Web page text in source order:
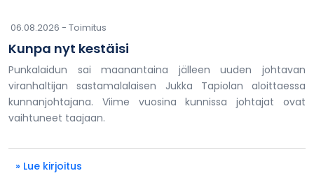
06.08.2026 - Toimitus
Kunpa nyt kestäisi
Punkalaidun sai maanantaina jälleen uuden johtavan
viranhaltijan sastamalalaisen Jukka Tapiolan aloittaessa
kunnanjohtajana. Viime vuosina kunnissa johtajat ovat
vaihtuneet taajaan.
» Lue kirjoitus